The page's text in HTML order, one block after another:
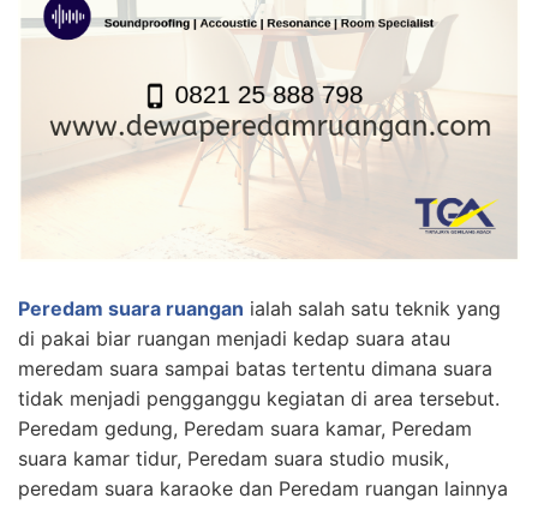
Peredam suara ruangan ialah salah satu teknik yang
di pakai biar ruangan menjadi kedap suara atau
meredam suara sampai batas tertentu dimana suara
tidak menjadi pengganggu kegiatan di area tersebut.
Peredam gedung, Peredam suara kamar, Peredam
suara kamar tidur, Peredam suara studio musik,
peredam suara karaoke dan Peredam ruangan lainnya